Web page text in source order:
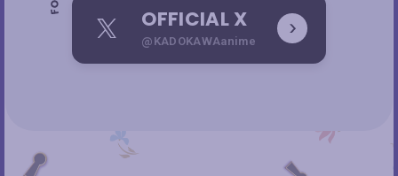
X OFFICIAL X
@KADOKAWAanime